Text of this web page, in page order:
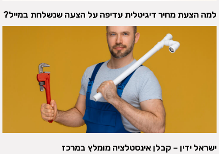
למה הצעת מחיר דיגיטלית עדיפה על הצעה שנשלחת במייל?
ישראל ידין – קבלן אינסטלציה מומלץ במרכז